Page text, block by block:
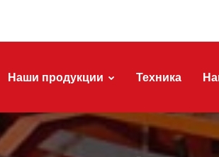
Наши продукции Техника